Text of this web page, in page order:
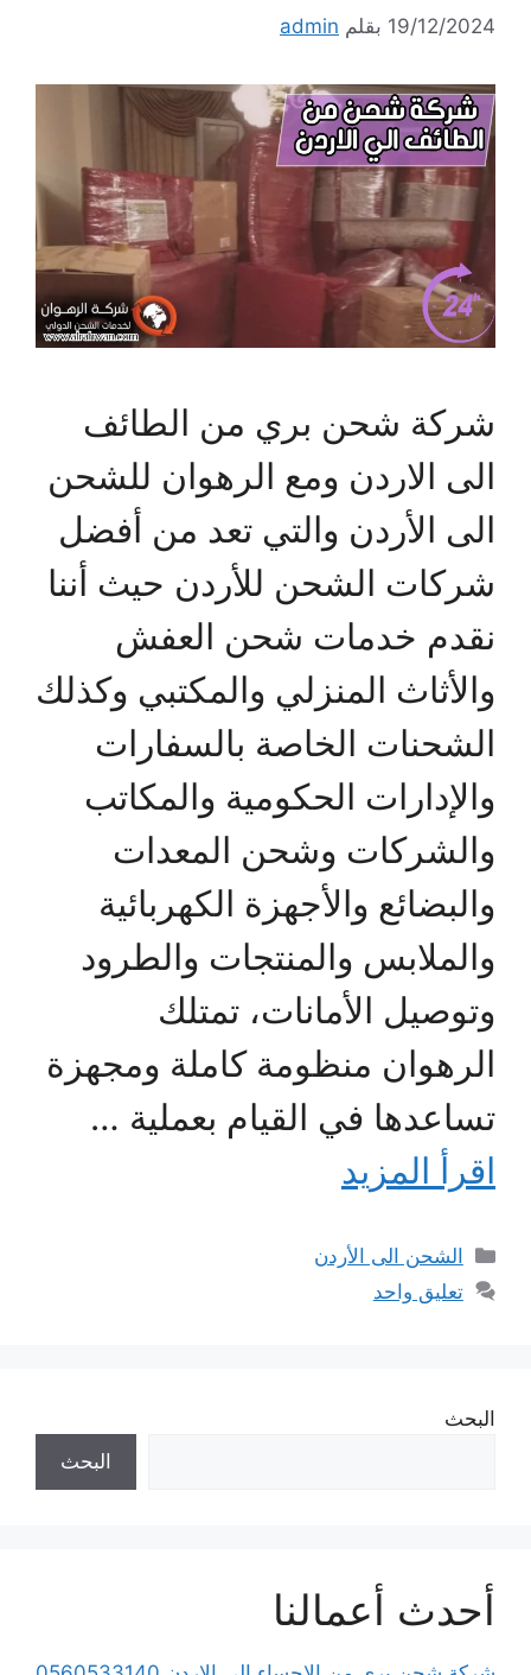
19/12/2024 بقلم admin
شركة شحن بري من الطائف
الى الاردن ومع الرهوان للشحن
الى الأردن والتي تعد من أفضل
شركات الشحن للأردن حيث أننا
نقدم خدمات شحن العفش
والأثاث المنزلي والمكتبي وكذلك
الشحنات الخاصة بالسفارات
والإدارات الحكومية والمكاتب
والشركات وشحن المعدات
والبضائع والأجهزة الكهربائية
والملابس والمنتجات والطرود
وتوصيل الأمانات، تمتلك
الرهوان منظومة كاملة ومجهزة
تساعدها في القيام بعملية …
اقرأ المزيد
التصنيفات
الشحن الى الأردن
تعليق واحد
البحث
البحث
أحدث أعمالنا